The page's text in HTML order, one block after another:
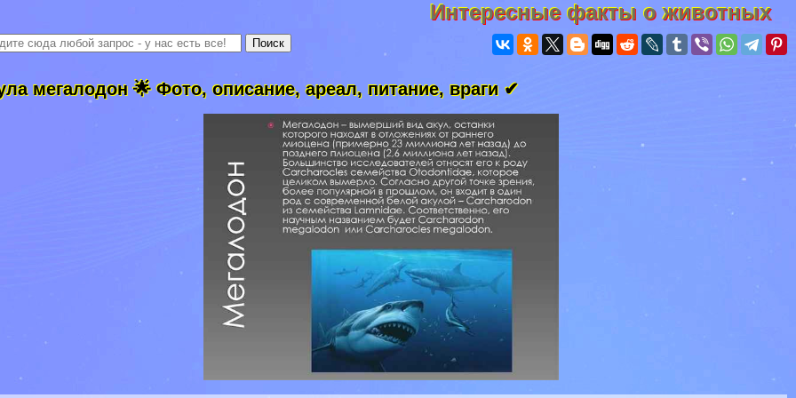
Интересные факты о животных
мегалодон 🌟 Фото, описание, ареал, питание, враги ✔